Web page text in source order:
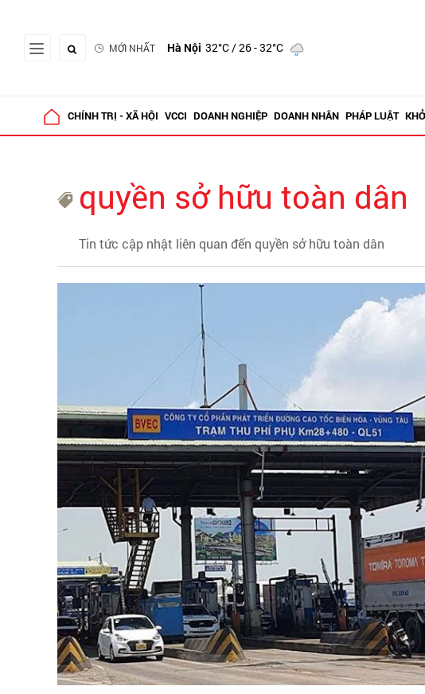
MỚI NHẤT Hà Nội 32°C/ 26 - 32°C
CHÍNH TRỊ - XÃ HỘI VCCI DOANH NGHIỆP DOANH NHÂN PHÁP LUẬT
quyền sở hữu toàn dân
Tin tức cập nhật liên quan đến quyền sở hữu toàn dân